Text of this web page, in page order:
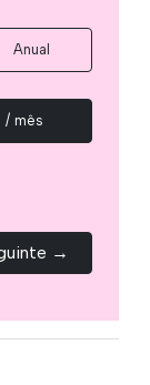
Anual
/ mês
→